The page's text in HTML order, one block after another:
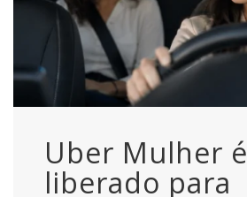
Uber Mulher é
liberado para